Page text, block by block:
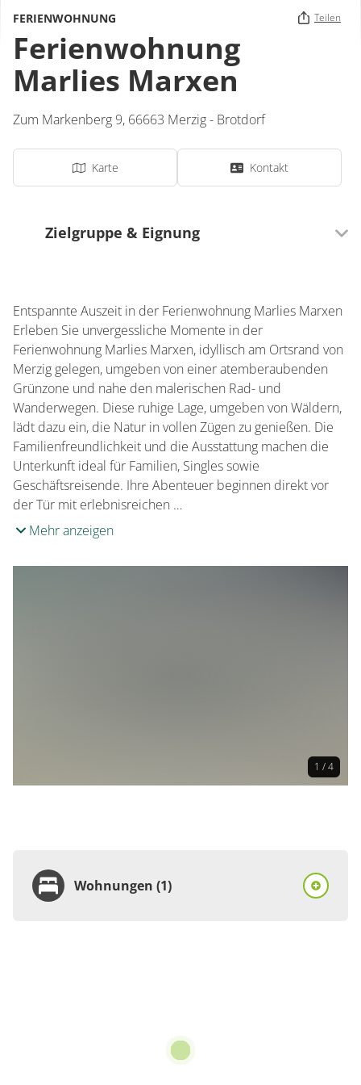
FERIENWOHNUNG Teilen
Ferienwohnung
Marlies Marxen
Zum Markenberg 9, 66663 Merzig - Brotdorf
Karte Kontakt
Zielgruppe & Eignung
Für Senioren besonders geeignet
Für Familien besonders geeignet
Entspannte Auszeit in der Ferienwohnung Marlies Marxen
Erleben Sie unvergessliche Momente in der
Ferienwohnung Marlies Marxen, idyllisch am Ortsrand von
Merzig gelegen, umgeben von einer atemberaubenden
Grünzone und nahe den malerischen Rad- und
Wanderwegen. Diese ruhige Lage, umgeben von Wäldern,
lädt dazu ein, die Natur in vollen Zügen zu genießen. Die
Familienfreundlichkeit und die Ausstattung machen die
Unterkunft ideal für Familien, Singles sowie
Geschäftsreisende. Ihre Abenteuer beginnen direkt vor
der Tür mit erlebnisreichen …
Mehr anzeigen
1 / 4
Wohnungen (1)
€65.00pro Einheit/Nacht